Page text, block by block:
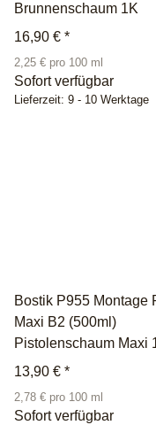
Brunnenschaum 1K
16,90 € *
2,25 € pro 100 ml
Sofort verfügbar
Lieferzeit: 9 - 10 Werktage
Bostik P955 Montage
Maxi B2 (500ml)
Pistolenschaum Maxi
13,90 € *
2,78 € pro 100 ml
Sofort verfügbar